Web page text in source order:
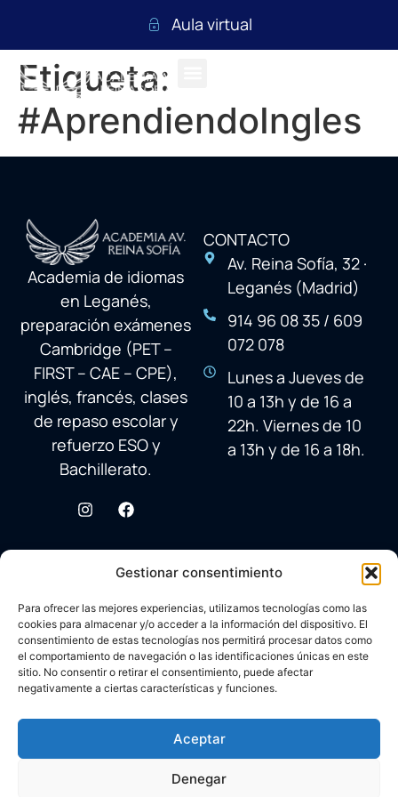
Gestionar consentimiento
Para ofrecer las mejores experiencias, utilizamos tecnologías como las
cookies para almacenar y/o acceder a la información del dispositivo. El
consentimiento de estas tecnologías nos permitirá procesar datos como
el comportamiento de navegación o las identificaciones únicas en este
sitio. No consentir o retirar el consentimiento, puede afectar
negativamente a ciertas características y funciones.
Aceptar
Denegar
Aula virtual
Etiqueta:
#AprendiendoIngles
Academia de idiomas
en Leganés,
preparación exámenes
Cambridge (PET –
FIRST – CAE – CPE),
inglés, francés, clases
de repaso escolar y
refuerzo ESO y
Bachillerato.
CONTACTO
Av. Reina Sofía, 32 ·
Leganés (Madrid)
914 96 08 35 / 609
072 078
Lunes a Jueves de
10 a 13h y de 16 a
22h. Viernes de 10
a 13h y de 16 a 18h.
Carlos Corral
Brandy&Co